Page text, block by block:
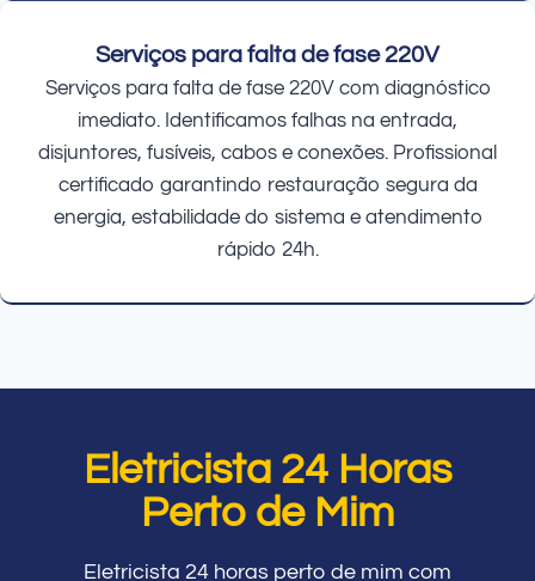
Serviços para falta de fase 220V
Serviços para falta de fase 220V com diagnóstico
imediato. Identificamos falhas na entrada,
disjuntores, fusíveis, cabos e conexões. Profissional
certificado garantindo restauração segura da
energia, estabilidade do sistema e atendimento
rápido 24h.
Eletricista 24 Horas
Perto de Mim
Eletricista 24 horas perto de mim com